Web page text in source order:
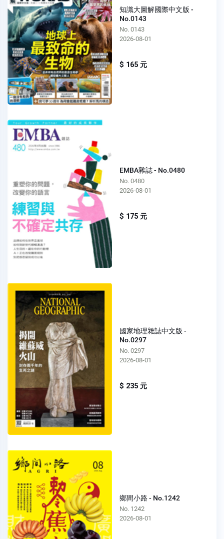
知識大圖解國際中文版 -
No.0143
No. 0143
2026-08-01
$ 165 元
EMBA雜誌 - No.0480
No. 0480
2026-08-01
$ 175 元
國家地理雜誌中文版 -
No.0297
No. 0297
2026-08-01
$ 235 元
鄉間小路 - No.1242
No. 1242
2026-08-01